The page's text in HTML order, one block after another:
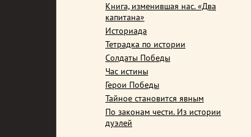
Книга, изменившая нас. «Два
капитана»
Историада
Тетрадка по истории
Солдаты Победы
Час истины
Герои Победы
Тайное становится явным
По законам чести. Из истории
дуэлей